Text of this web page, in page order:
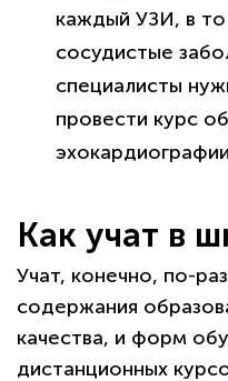
каждый УЗИ, в
сосудистые
специалисты
провести курс
Как учат в
Учат, конечно, по-
содержания
качества, и форм
дистанционных